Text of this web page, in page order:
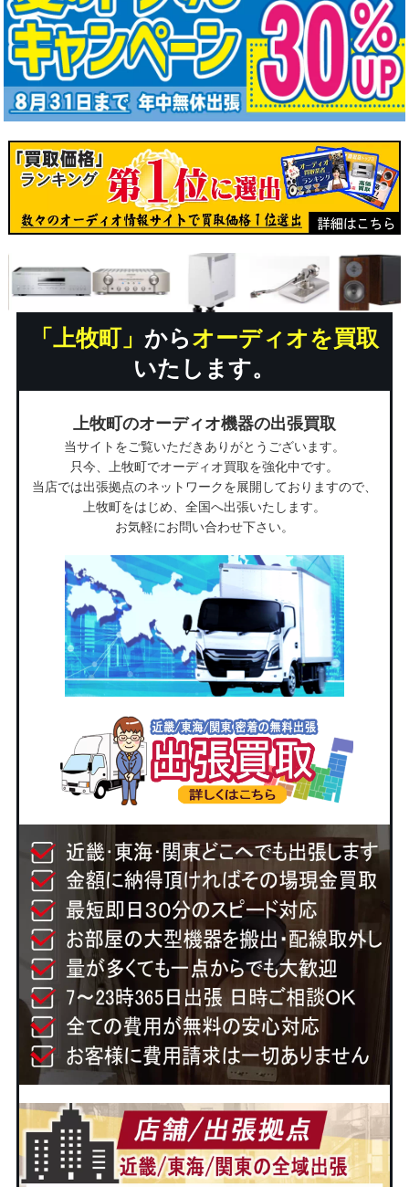
「上牧町」 からオーディオを買取
いたします。
上牧町のオーディオ機器の出張買取
当サイトをご覧いただきありがとうございます。
只今、上牧町でオーディオ買取を強化中です。
当店では出張拠点のネットワークを展開しておりますので、
上牧町をはじめ、全国へ出張いたします。
お気軽にお問い合わせ下さい。